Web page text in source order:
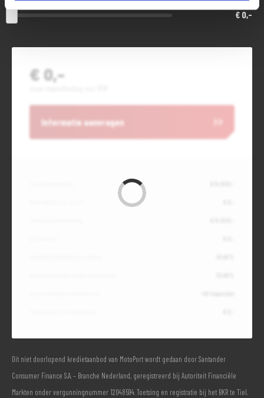
€ 0,-
€ 0,-
Informatie aanvragen
Dit niet doorlopend kredietaanbod van MotoPort wordt gedaan door Santander
Consumer Finance S.A. – Branche Nederland, geregistreerd bij Autoriteit Financiële
Markten onder vergunningnummer 12048594. Toetsing en registratie bij het BKR te Tiel.